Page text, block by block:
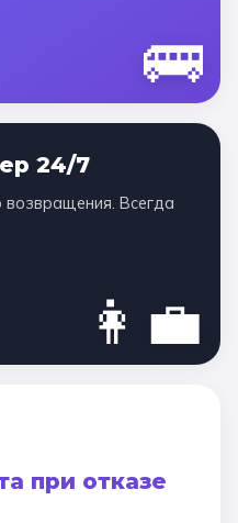
🚌
24/7
возвращения. Всегда
👩‍💼
при отказе